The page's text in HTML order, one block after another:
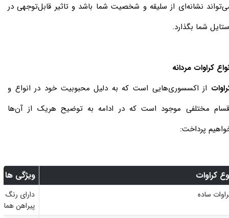
نشانه‌ای از سلیقه و شخصیت شما باشد و تاثیر قابل‌توجهی در
شما بگذارد.
کراوات مردانه
از اکسسوری‌هایی است که به دلیل محبوبیت خود در انواع و
مختلفی موجود است که در ادامه به توضیح هریک از آن‌ها
پرداخت:
کراوات ویژگی ها
ساده
دارای رنگ
پیراهن